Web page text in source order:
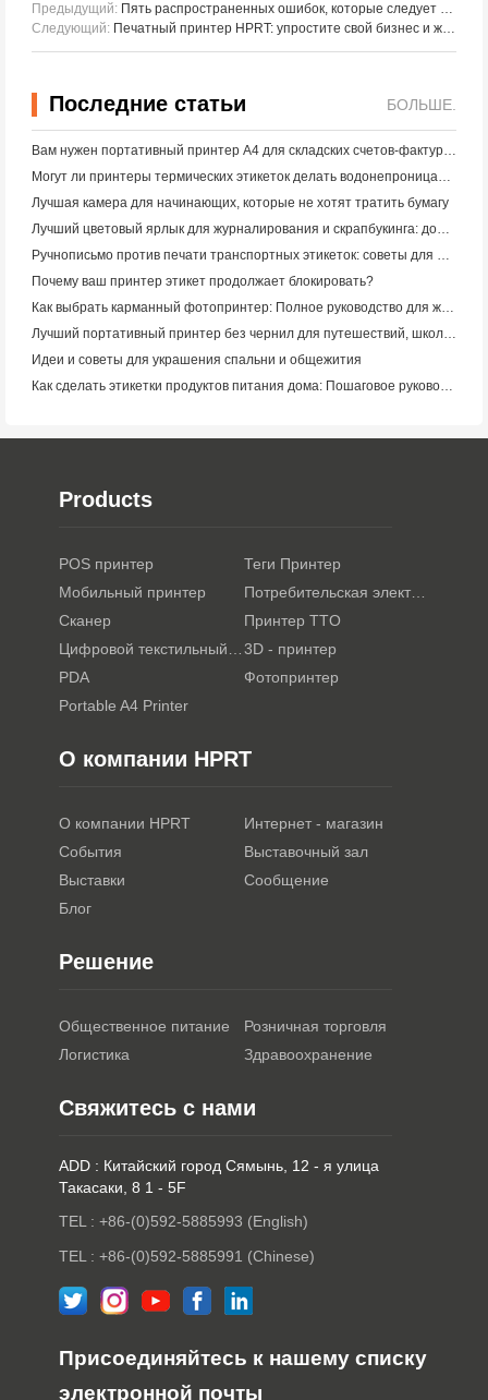
Предыдущий: Пять распространенных ошибок, которые следует избегать при использовании принтера с тегами
Следующий: Печатный принтер HPRT: упростите свой бизнес и жизнь
Последние статьи БОЛЬШЕ.
Вам нужен портативный принтер A4 для складских счетов-фактур? Что действительно работает
Могут ли принтеры термических этикеток делать водонепроницаемые этикетки для продуктов малого бизнеса?
Лучшая камера для начинающих, которые не хотят тратить бумагу
Лучший цветовый ярлык для журналирования и скрапбукинга: добавьте больше цвета на каждую страницу
Ручнописьмо против печати транспортных этикеток: советы для малого бизнеса в 2026 году
Почему ваш принтер этикет продолжает блокировать?
Как выбрать карманный фотопринтер: Полное руководство для журналистов, путешественников и пользователей iPhone
Лучший портативный принтер без чернил для путешествий, школы и мобильной работы: Hanin MT620 Pro Review
Идеи и советы для украшения спальни и общежития
Как сделать этикетки продуктов питания дома: Пошаговое руководство для малого пищевого бизнеса
Products
POS принтер
Теги Принтер
Мобильный принтер
Сканер
Принтер TTO
3D - принтер
PDA
Фотопринтер
Portable A4 Printer
О компании HPRT
О компании HPRT
Интернет - магазин
События
Выставочный зал
Выставки
Сообщение
Блог
Решение
Общественное питание
Розничная торговля
Логистика
Здравоохранение
Свяжитесь с нами
ADD : Китайский город Сямынь, 12 - я улица
Такасаки, 8 1 - 5F
TEL : +86-(0)592-5885993 (English)
TEL : +86-(0)592-5885991 (Chinese)
Присоединяйтесь к нашему списку
электронной почты